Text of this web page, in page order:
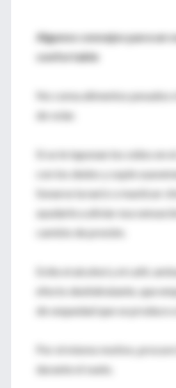
Algunos consejos para un
confortable
No coma alimentos pesados
de volar.
Si se le taponan los oídos en
con los dedos y sople
Sonarse la nariz o masticar
ayudarle a aliviar esa
cambio de presión.
Evite el alcohol y el café;
efecto deshidratante, que
de sequedad que se produce
Por el mismo motivo,
durante el vuelo.